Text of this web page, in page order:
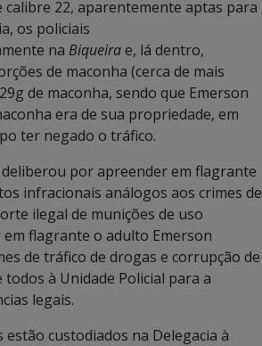
calibre 22, aparentemente aptas para
os policiais
na Biqueirae, lá dentro,
de maconha (cerca de mais
de maconha, sendo que Emerson
era de sua propriedade, em
ter negado o tráfico.
por apreender em flagrante
infracionais análogos aos crimes de
ilegal de munições de uso
flagrante o adulto Emerson
de tráfico de drogas e corrupção de
à Unidade Policial para a
legais.
custodiados na Delegacia à